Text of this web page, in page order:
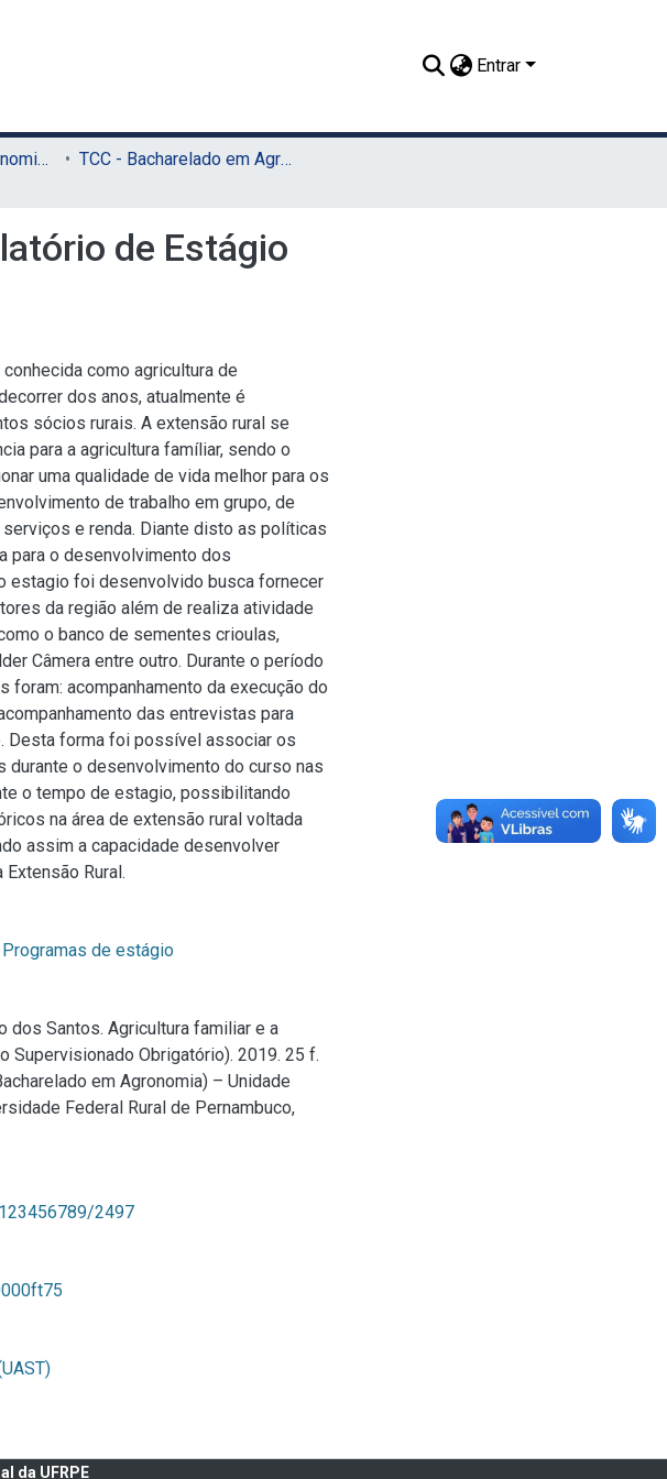
Entrar
Bacharelado em Agronomia (UAST)
TCC - Bacharelado em Agronomia (UAST)
de Estágio
como agricultura de
dos anos, atualmente é
sócios rurais. A extensão rural se
para a agricultura famíliar, sendo o
uma qualidade de vida melhor para os
de trabalho em grupo, de
e renda. Diante disto as políticas
para o desenvolvimento dos
estagio foi desenvolvido busca fornecer
da região além de realiza atividade
o banco de sementes crioulas,
Câmera entre outro. Durante o período
acompanhamento da execução do
das entrevistas para
Desta forma foi possível associar os
o desenvolvimento do curso nas
o tempo de estagio, possibilitando
na área de extensão rural voltada
assim a capacidade desenvolver
Rural.
Programas de estágio
dos Santos. Agricultura familiar e a
Supervisionado Obrigatório). 2019. 25 f.
em Agronomia) – Unidade
Federal Rural de Pernambuco,
2497
da UFRPE